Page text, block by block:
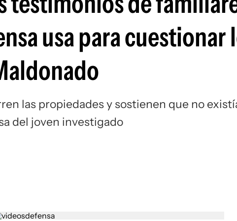
usa para cuestionar
las propiedades y sostienen que no
del joven investigado